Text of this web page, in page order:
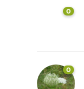
0
0